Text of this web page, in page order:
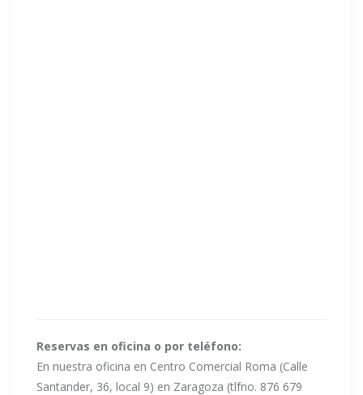
Reservas en oficina o por teléfono:
En nuestra oficina en Centro Comercial Roma (Calle
Santander, 36, local 9) en Zaragoza (tlfno. 876 679